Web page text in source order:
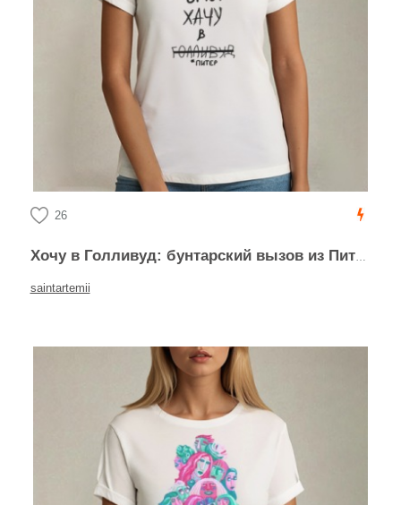
26
Хочу в Голливуд: бунтарский вызов из Питера
saintartemii